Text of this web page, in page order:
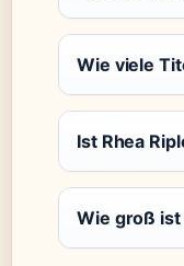
Wie viele
Ist Rhea
Wie groß ist